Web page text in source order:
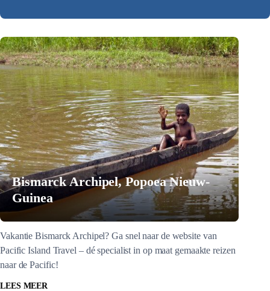
Bismarck Archipel, Popoea Nieuw-
Guinea
Vakantie Bismarck Archipel? Ga snel naar de website van
Pacific Island Travel – dé specialist in op maat gemaakte reizen
naar de Pacific!
LEES MEER